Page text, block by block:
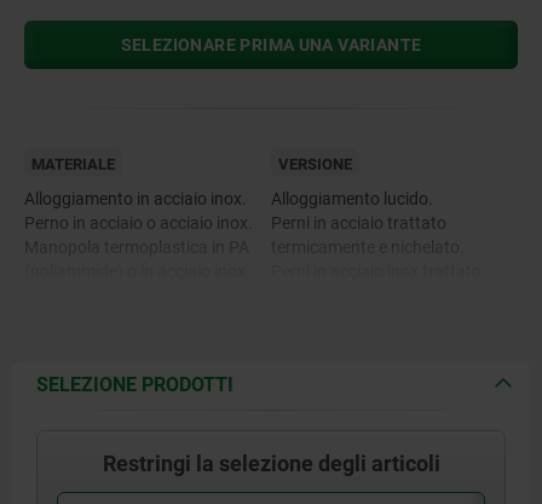
SELEZIONARE PRIMA UNA VARIANTE
MATERIALE
Alloggiamento in acciaio inox.
Perno in acciaio o acciaio inox.
VERSIONE
Alloggiamento lucido.
Perni in acciaio trattato
SELEZIONE PRODOTTI
Restringi la selezione degli articoli